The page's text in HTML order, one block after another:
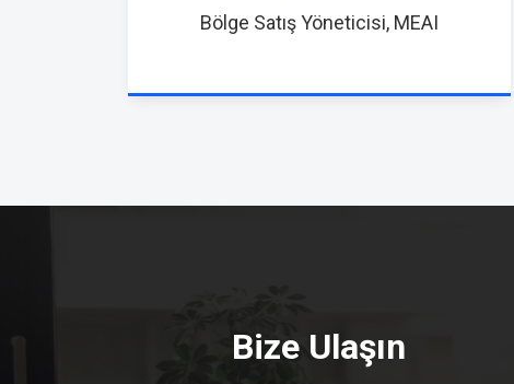
Bölge Satış Yöneticisi, MEAI
Bize Ulaşın